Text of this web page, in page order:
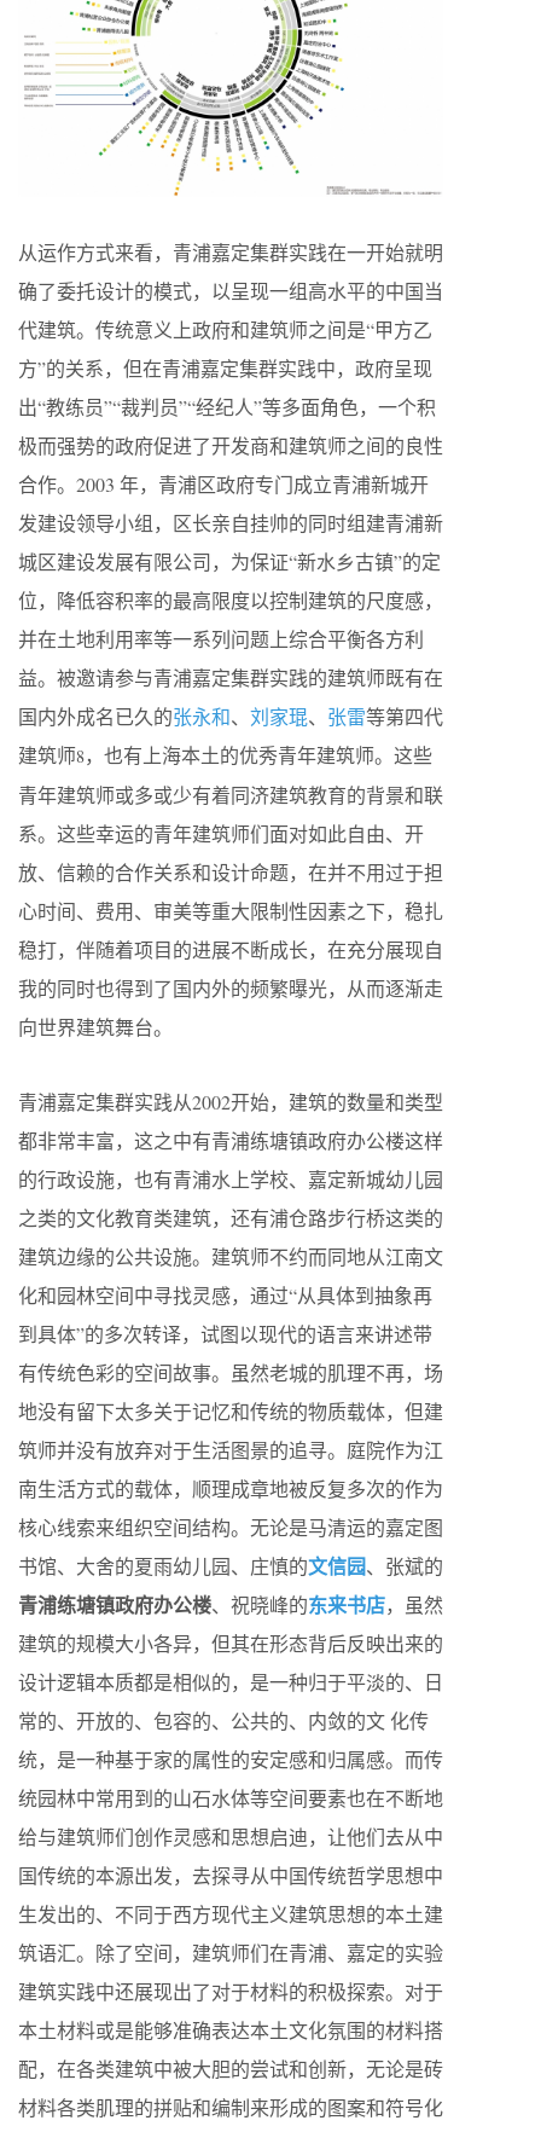
从运作方式来看，青浦嘉定集群实践在一开始就明
确了委托设计的模式，以呈现一组高水平的中国当
代建筑。传统意义上政府和建筑师之间是“甲方乙
方”的关系，但在青浦嘉定集群实践中，政府呈现
出“教练员”“裁判员”“经纪人”等多面角色，一个积
极而强势的政府促进了开发商和建筑师之间的良性
合作。2003 年，青浦区政府专门成立青浦新城开
发建设领导小组，区长亲自挂帅的同时组建青浦新
城区建设发展有限公司，为保证“新水乡古镇”的定
位，降低容积率的最高限度以控制建筑的尺度感，
并在土地利用率等一系列问题上综合平衡各方利
益。被邀请参与青浦嘉定集群实践的建筑师既有在
国内外成名已久的张永和、 刘家琨、 张雷等第四代
建筑师8，也有上海本土的优秀青年建筑师。这些
青年建筑师或多或少有着同济建筑教育的背景和联
系。这些幸运的青年建筑师们面对如此自由、开
放、信赖的合作关系和设计命题，在并不用过于担
心时间、费用、审美等重大限制性因素之下，稳扎
稳打，伴随着项目的进展不断成长，在充分展现自
我的同时也得到了国内外的频繁曝光，从而逐渐走
向世界建筑舞台。
青浦嘉定集群实践从2002开始，建筑的数量和类型
都非常丰富，这之中有青浦练塘镇政府办公楼这样
的行政设施，也有青浦水上学校、嘉定新城幼儿园
之类的文化教育类建筑，还有浦仓路步行桥这类的
建筑边缘的公共设施。建筑师不约而同地从江南文
化和园林空间中寻找灵感，通过“从具体到抽象再
到具体”的多次转译，试图以现代的语言来讲述带
有传统色彩的空间故事。虽然老城的肌理不再，场
地没有留下太多关于记忆和传统的物质载体，但建
筑师并没有放弃对于生活图景的追寻。庭院作为江
南生活方式的载体，顺理成章地被反复多次的作为
核心线索来组织空间结构。无论是马清运的嘉定图
书馆、大舍的夏雨幼儿园、庄慎的文信园、张斌的
青浦练塘镇政府办公楼、祝晓峰的东来书店，虽然
建筑的规模大小各异，但其在形态背后反映出来的
设计逻辑本质都是相似的，是一种归于平淡的、日
常的、开放的、包容的、公共的、内敛的文 化传
统，是一种基于家的属性的安定感和归属感。而传
统园林中常用到的山石水体等空间要素也在不断地
给与建筑师们创作灵感和思想启迪，让他们去从中
国传统的本源出发，去探寻从中国传统哲学思想中
生发出的、不同于西方现代主义建筑思想的本土建
筑语汇。除了空间，建筑师们在青浦、嘉定的实验
建筑实践中还展现出了对于材料的积极探索。对于
本土材料或是能够准确表达本土文化氛围的材料搭
配，在各类建筑中被大胆的尝试和创新，无论是砖
材料各类肌理的拼贴和编制来形成的图案和符号化